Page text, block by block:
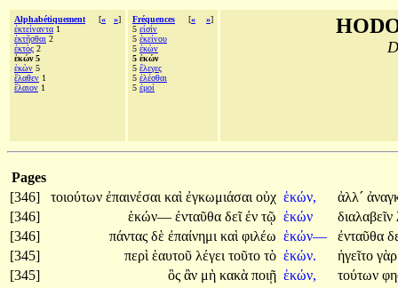
Alphabétiquement [« »]
ἐκτείναντα 1
ἐκτῆσθαι 2
ἐκτὸς 2
ἑκών 5
ἑκὼν 5
ἔλαθεν 1
ἔλαιον 1
Fréquences [« »]
5 εἰσίν
5 ἐκείνου
5 ἑκὼν
5 ἑκών
5 ἔλεγες
5 ἑλέσθαι
5 ἐμοί
Pages
[346]
τοιούτων ἐπαινέσαι καὶ ἐγκωμιάσαι οὐχ ἑκών, ἀλλ´
[346]
ἑκών— ἐνταῦθα δεῖἐν τῷ ἑκών διαλαβεῖν
[346]
πάντας δὲ ἐπαίνημι καὶ φιλέω ἑκών— ἐνταῦθα
[345]
περὶ ἑαυτοῦ λέγει τοῦτο τὸ ἑκών. ἡγεῖτο
[345]
ὃς ἂν μὴ κακὰ ποιῇ ἑκών, τούτων